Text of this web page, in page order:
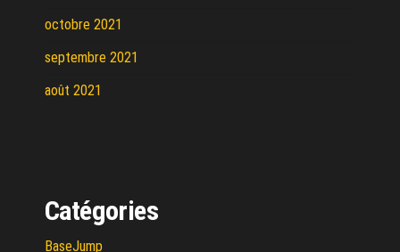
octobre 2021
septembre 2021
août 2021
Catégories
BaseJump